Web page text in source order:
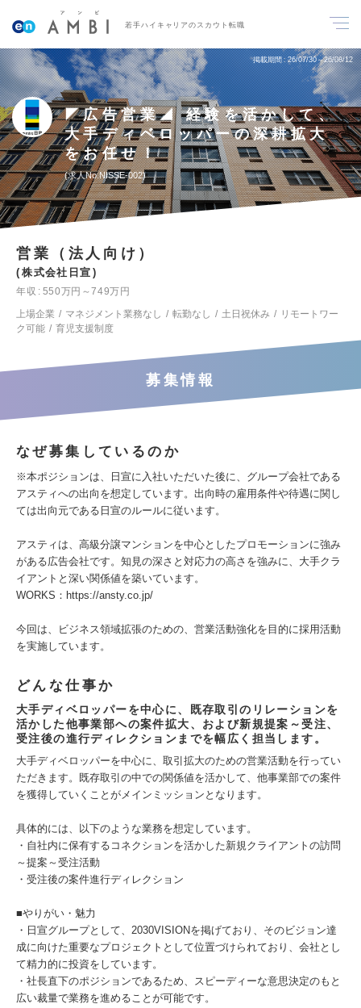
若手ハイキャリアのスカウト転職
掲載期間 26/07/30～26/08/12
◤広告営業◢ 経験を活かして、
大手ディベロッパーの深耕拡大
をお任せ！
求人No.NISSE-002
営業（法人向け）
株式会社日宣
年収
550万円～749万円
上場企業
マネジメント業務なし 転勤なし 土日祝休み
リモートワー
ク可能
育児支援制度
募集情報
なぜ募集しているのか
※本ポジションは、日宣に入社いただいた後に、グループ会社である
アスティへの出向を想定しています。出向時の雇用条件や待遇に関し
ては出向元である日宣のルールに従います。
アスティは、高級分譲マンションを中心としたプロモーションに強み
がある広告会社です。知見の深さと対応力の高さを強みに、大手クラ
イアントと深い関係値を築いています。
WORKS：https://ansty.co.jp/
今回は、ビジネス領域拡張のための、営業活動強化を目的に採用活動
を実施しています。
どんな仕事か
大手ディベロッパーを中心に、既存取引のリレーションを
活かした他事業部への案件拡大、および新規提案～受注、
受注後の進行ディレクションまでを幅広く担当します。
大手ディベロッパーを中心に、取引拡大のための営業活動を行ってい
ただきます。既存取引の中での関係値を活かして、他事業部での案件
を獲得していくことがメインミッションとなります。
具体的には、以下のような業務を想定しています。
・自社内に保有するコネクションを活かした新規クライアントの訪問
～提案～受注活動
・受注後の案件進行ディレクション
■やりがい・魅力
・日宣グループとして、2030VISIONを掲げており、そのビジョン達
成に向けた重要なプロジェクトとして位置づけられており、会社とし
て精力的に投資をしています。
・社長直下のポジションであるため、スピーディーな意思決定のもと
広い裁量で業務を進めることが可能です。